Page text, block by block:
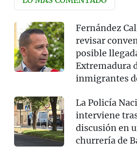
Fernández
revisar
posible
Extremadura
inmigrantes
La Policía
interviene
discusión en
churrería de